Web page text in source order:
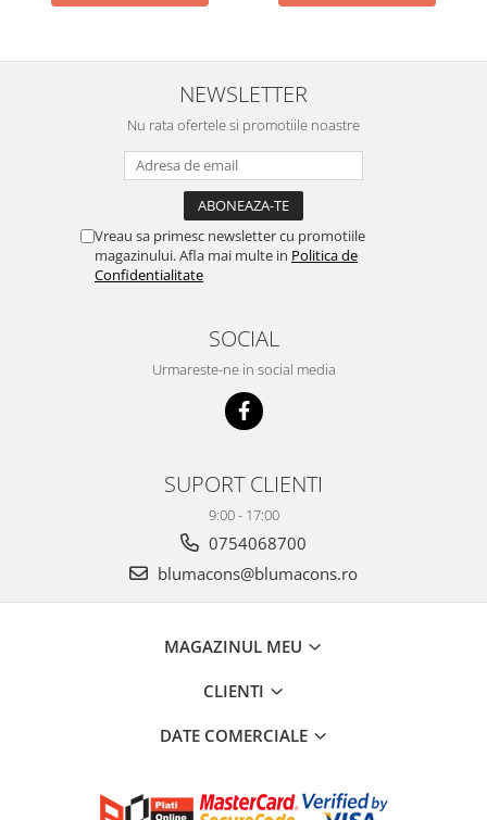
NEWSLETTER
Nu rata ofertele si promotiile noastre
Vreau sa primesc newsletter cu promotiile
magazinului. Afla mai multe in Politica de
Confidentialitate
SOCIAL
Urmareste-ne in social media
SUPORT CLIENTI
9:00 - 17:00
0754068700
blumacons@blumacons.ro
MAGAZINUL MEU
CLIENTI
DATE COMERCIALE